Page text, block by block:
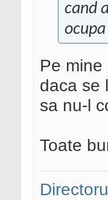
cand
ocupa
Pe
daca se
sa nu-l
Toate